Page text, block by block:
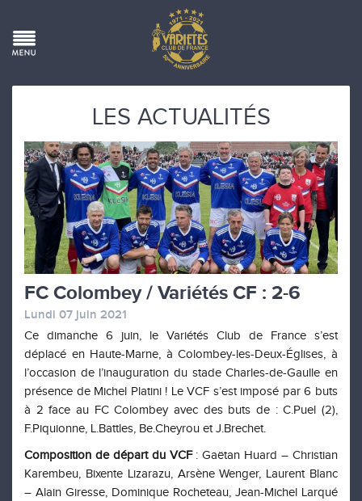
LES ACTUALITÉS
FC Colombey / Variétés CF : 2-6
Lundi 07 juin 2021
Ce dimanche 6 juin, le Variétés Club de France s’est
déplacé en Haute-Marne, à Colombey-les-Deux-Églises, à
l’occasion de l’inauguration du stade Charles-de-Gaulle en
présence de Michel Platini ! Le VCF s’est imposé par 6 buts
à 2 face au FC Colombey avec des buts de : C.Puel (2),
F.Piquionne, L.Battles, Be.Cheyrou et J.Brechet.
Composition de départ du VCF: Gaëtan Huard – Christian
Karembeu, Bixente Lizarazu, Arsène Wenger, Laurent Blanc
– Alain Giresse, Dominique Rocheteau, Jean-Michel Larqué